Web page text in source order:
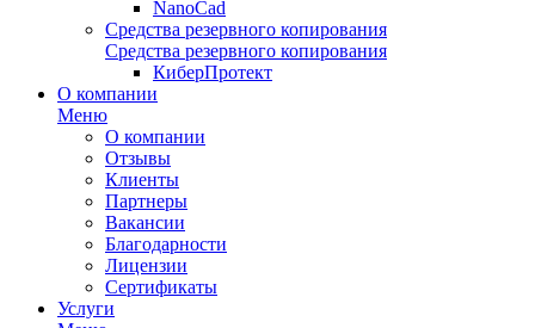
NanoCad
Средства резервного копирования
Средства резервного копирования
КиберПротект
О компании
Меню
О компании
Отзывы
Клиенты
Партнеры
Вакансии
Благодарности
Лицензии
Сертификаты
Услуги